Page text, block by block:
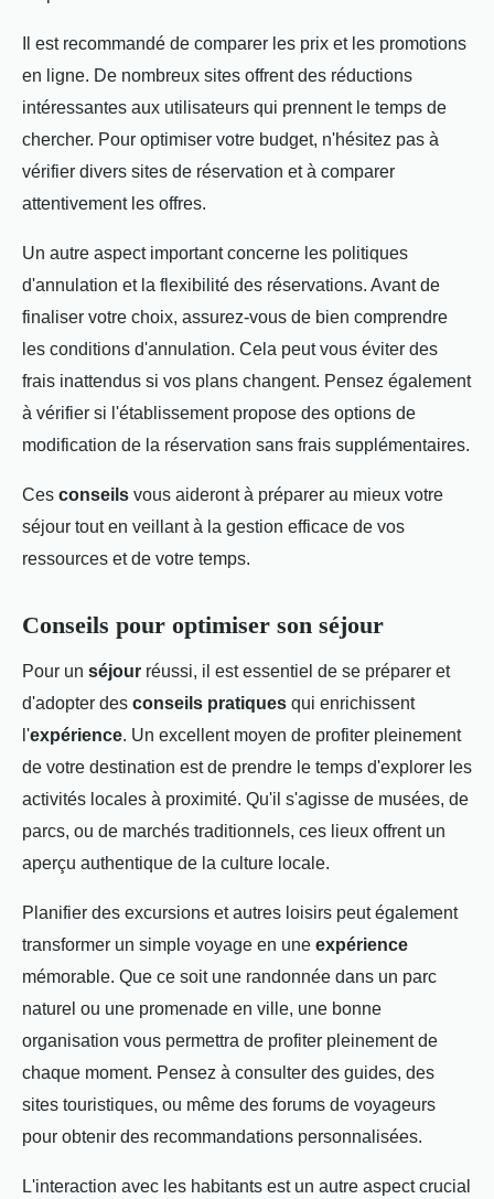
Il est recommandé de comparer les prix et les promotions
en ligne. De nombreux sites offrent des réductions
intéressantes aux utilisateurs qui prennent le temps de
chercher. Pour optimiser votre budget, n'hésitez pas à
vérifier divers sites de réservation et à comparer
attentivement les offres.
Un autre aspect important concerne les politiques
d'annulation et la flexibilité des réservations. Avant de
finaliser votre choix, assurez-vous de bien comprendre
les conditions d'annulation. Cela peut vous éviter des
frais inattendus si vos plans changent. Pensez également
à vérifier si l'établissement propose des options de
modification de la réservation sans frais supplémentaires.
Ces conseils vous aideront à préparer au mieux votre
séjour tout en veillant à la gestion efficace de vos
ressources et de votre temps.
Conseils pour optimiser son séjour
Pour un séjour réussi, il est essentiel de se préparer et
d'adopter des conseils pratiques qui enrichissent
l'expérience. Un excellent moyen de profiter pleinement
de votre destination est de prendre le temps d'explorer les
activités locales à proximité. Qu'il s'agisse de musées, de
parcs, ou de marchés traditionnels, ces lieux offrent un
aperçu authentique de la culture locale.
Planifier des excursions et autres loisirs peut également
transformer un simple voyage en une expérience
mémorable. Que ce soit une randonnée dans un parc
naturel ou une promenade en ville, une bonne
organisation vous permettra de profiter pleinement de
chaque moment. Pensez à consulter des guides, des
sites touristiques, ou même des forums de voyageurs
pour obtenir des recommandations personnalisées.
L'interaction avec les habitants est un autre aspect crucial